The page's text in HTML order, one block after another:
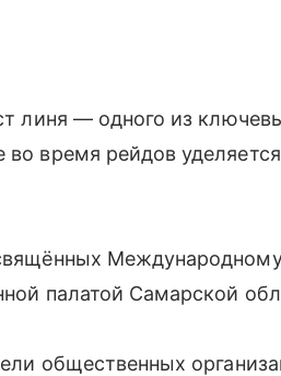
линя — одного из
время рейдов
палатой Самарской
общественных